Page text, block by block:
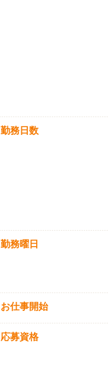
勤務日数
勤務曜日
お仕事開始
応募資格